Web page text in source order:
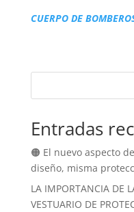
CUERPO DE
Entradas
🟠 El nuevo aspecto
diseño, misma
LA IMPORTANCIA DE
VESTUARIO DE